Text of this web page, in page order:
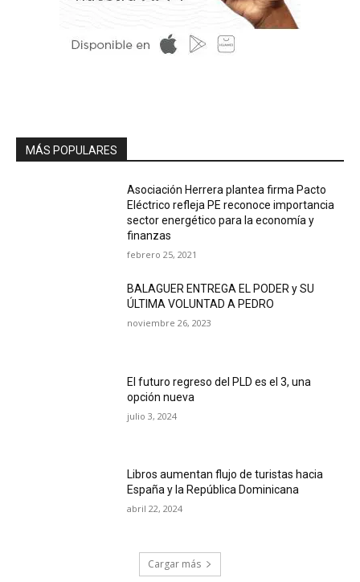
MÁS POPULARES
Asociación Herrera plantea firma Pacto
Eléctrico refleja PE reconoce importancia
sector energético para la economía y
finanzas
febrero 25, 2021
BALAGUER ENTREGA EL PODER y SU
ÚLTIMA VOLUNTAD A PEDRO
noviembre 26, 2023
El futuro regreso del PLD es el 3, una
opción nueva
julio 3, 2024
Libros aumentan flujo de turistas hacia
España y la República Dominicana
abril 22, 2024
Cargar más